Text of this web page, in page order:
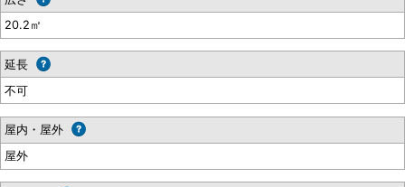
20.2㎡
延長
不可
屋内・屋外
屋外